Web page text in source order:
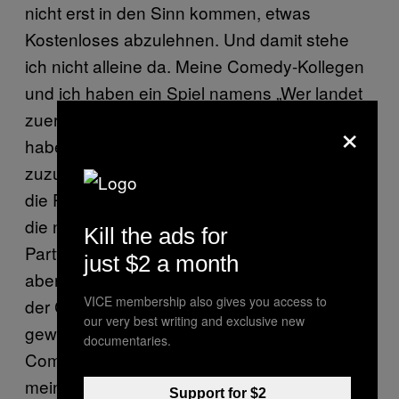
nicht erst in den Sinn kommen, etwas
Kostenloses abzulehnen. Und damit stehe
ich nicht alleine da. Meine Comedy-Kollegen
und ich haben ein Spiel namens „Wer landet
zuerst bei den Anonymen Alkoholikern?” Wir
haben alle Angst davor, eine Niederlage
zuzugeben.Wir haben auch alle Angst davor,
die Person zu sein, die nicht mehr klarkommt,
die nicht mehr mithalten kann, die
Partystimmung versaut. Irgendwann wird das
aber nicht mehr zu vermeiden sein. Die Liste
der Comedians, die für Alkoholismus zu alt
geworden sind, ist länger als die Liste der
Comedians, die auftreten wollen. Fast jeder
meiner Kollegen über 35 wurde irgendwann
×
Kill the ads for
just $2 a month
VICE membership also gives you access to
our very best writing and exclusive new
documentaries.
Support for $2